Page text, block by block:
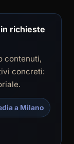
richieste
contenuti,
concreti:
a Milano